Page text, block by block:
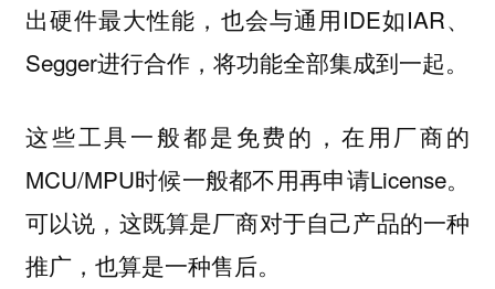
出硬件最大性能，也会与通用IDE如IAR、
Segger进行合作，将功能全部集成到一起。
这些工具一般都是免费的，在用厂商的
MCU/MPU时候一般都不用再申请License。
可以说，这既算是厂商对于自己产品的一种
推广，也算是一种售后。